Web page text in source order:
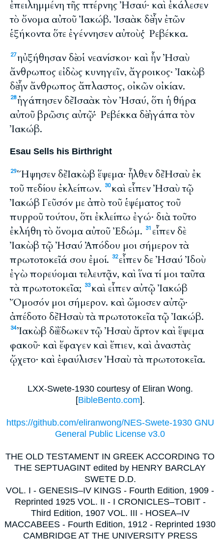
ἐπειλημμένη τῆς πτέρνης Ἠσαύ· καὶ ἐκάλεσεν
τὸ ὄνομα αὐτοῦ Ἰακώβ. Ἰσαὰκ δὲ ἦν ἐτῶν
ἑξήκοντα ὅτε ἐγέννησεν αὐτοὺς Ῥεβέκκα.
27ηὐξήθησαν δὲ οἱ νεανίσκοι· καὶ ἦν Ἠσαὺ
ἄνθρωπος εἰδὼς κυνηγεῖν, ἄγροικος· Ἰακὼβ
δὲ ἦν ἄνθρωπος ἄπλαστος, οἰκῶν οἰκίαν.
28ἠγάπησεν δὲ Ἰσαὰκ τὸν Ἠσαύ, ὅτι ἡ θήρα
αὐτοῦ βρῶσις αὐτῷ· Ῥεβέκκα δὲ ἠγάπα τὸν
Ἰακώβ.
Esau Sells his Birthright
29Ἥψησεν δὲ Ἰακὼβ ἕψεμα· ἦλθεν δὲ Ἠσαὺ ἐκ
τοῦ πεδίου ἐκλείπων.
30καὶ εἶπεν Ἠσαὺ τῷ
Ἰακώβ Γεῦσόν με ἀπὸ τοῦ ἑψέματος τοῦ
πυρροῦ τούτου, ὅτι ἐκλείπω ἐγώ· διὰ τοῦτο
ἐκλήθη τὸ ὄνομα αὐτοῦ Ἐδώμ.
31 εἶπεν δὲ
Ἰακὼβ τῷ Ἠσαύ Ἀπόδου μοι σήμερον τὰ
πρωτοτοκεῖά σου ἐμοί.
32 εἶπεν δε Ἠσαύ Ἰδοὺ
ἐγὼ πορεύομαι τελευτᾷν, καὶ ἵνα τί μοι ταῦτα
τὰ πρωτοτοκεῖα;
33καὶ εἶπεν αὐτῷ Ἰακώβ
Ὄμοσόν μοι σήμερον. καὶ ὤμοσεν αὐτῷ·
ἀπέδοτο δὲ Ἠσαὺ τὰ πρωτοτοκεῖα τῷ Ἰακώβ.
34Ἰακὼβ δὲ ἔδωκεν τῷ Ἠσαὺ ἄρτον καὶ ἕψεμα
φακοῦ· καὶ ἔφαγεν καὶ ἔπιεν, καὶ ἀναστὰς
ᾤχετο· καὶ ἐφαύλισεν Ἠσαὺ τὰ πρωτοτοκεῖα.
LXX-Swete-1930 courtesy of Eliran Wong.
[BibleBento.com].
https://github.com/eliranwong/NES-Swete-1930 GNU
General Public License v3.0
THE OLD TESTAMENT IN GREEK ACCORDING TO
THE SEPTUAGINT edited by HENRY BARCLAY
SWETE D.D.
VOL. I - GENESIS–IV KINGS - Fourth Edition, 1909 -
Reprinted 1925 VOL. II - I CRONICLES–TOBIT -
Third Edition, 1907 VOL. III - HOSEA–IV
MACCABEES - Fourth Edition, 1912 - Reprinted 1930
CAMBRIDGE AT THE UNIVERSITY PRESS